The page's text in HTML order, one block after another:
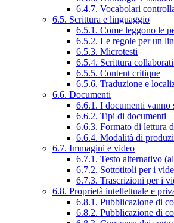
6.4.7. Vocabolari
6.5. Scrittura e linguaggio
6.5.1. Come leggono le
6.5.2. Le regole per un
6.5.3. Microtesti
6.5.4. Scrittura
6.5.5. Content critique
6.5.6. Traduzione e
6.6. Documenti
6.6.1. I documenti vanno
6.6.2. Tipi di documenti
6.6.3. Formato di lettura
6.6.4. Modalità di
6.7. Immagini e video
6.7.1. Testo alternativo
6.7.2. Sottotitoli per i
6.7.3. Trascrizioni per i
6.8. Proprietà intellettuale e
6.8.1. Pubblicazione di
6.8.2. Pubblicazione di